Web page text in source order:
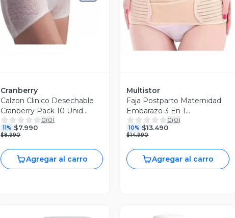
Cranberry
Calzon Clinico Desechable
Cranberry Pack 10 Unid
Postparto
0(0)
11% $7.990
$8.990
Agregar al carro
Multistor
Faja Postparto Maternidad
Embarazo 3 En 1
Moldeadora Cesarea
0(0)
10% $13.490
$14.990
Agregar al carro